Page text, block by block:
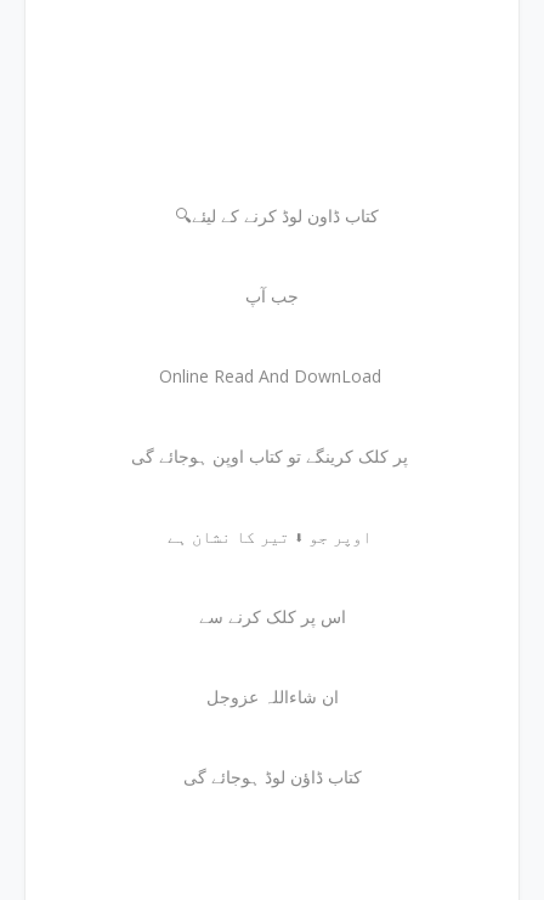
🔍کتاب ڈاون لوڈ کرنے کے لیئے
جب آپ
Online Read And DownLoad
اس پر کلک کرنے سے
ان شاءاللہ عزوجل
کتاب ڈاؤن لوڈ ہوجائے گی